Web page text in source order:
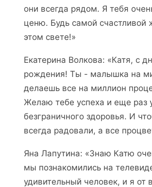
они всегда рядом. Я тебя
ценю. Будь самой счастливой
этом свете!»
Екатерина Волкова: «Катя, с
рождения! Ты - малышка на
делаешь все на миллион
Желаю тебе успеха и еще раз
безграничного здоровья. И
всегда радовали, а все
Яна Лапутина: «Знаю Катю
мы познакомились на
удивительный человек, и я от